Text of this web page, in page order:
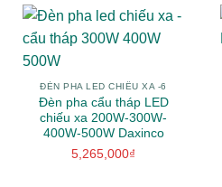
ĐÈN PHA LED CHIẾU XA -6
Đèn pha cẩu tháp LED
chiếu xa 200W-300W-
400W-500W Daxinco
5,265,000₫